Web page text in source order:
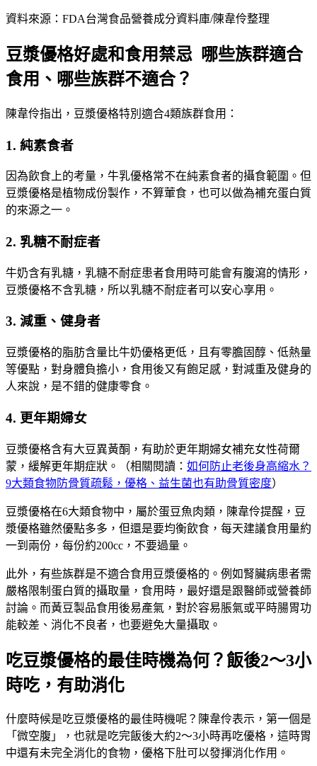
資料來源：FDA台灣食品營養成分資料庫/陳韋伶整理
豆漿優格好處和食用禁忌 哪些族群適合
食用、哪些族群不適合？
陳韋伶指出，豆漿優格特別適合4類族群食用：
1. 純素食者
因為飲食上的考量，牛乳優格常不在純素食者的攝食範圍。但
豆漿優格是植物成份製作，不算葷食，也可以做為補充蛋白質
的來源之一。
2. 乳糖不耐症者
牛奶含有乳糖，乳糖不耐症患者食用時可能會有腹瀉的情形，
豆漿優格不含乳糖，所以乳糖不耐症者可以安心享用。
3. 減重、健身者
豆漿優格的脂肪含量比牛奶優格更低，且有零膽固醇、低熱量
等優點，對身體負擔小，食用後又有飽足感，對減重及健身的
人來說，是不錯的健康零食。
4. 更年期婦女
豆漿優格含有大豆異黃酮，有助於更年期婦女補充女性荷爾
蒙，緩解更年期症狀。（相關閱讀： 如何防止老後身高縮水？
9大類食物防骨質疏鬆，優格、益生菌也有助骨質密度）
豆漿優格在6大類食物中，屬於蛋豆魚肉類，陳韋伶提醒，豆
漿優格雖然優點多多，但還是要均衡飲食，每天建議食用量約
一到兩份，每份約200cc，不要過量。
此外，有些族群是不適合食用豆漿優格的。例如腎臟病患者需
嚴格限制蛋白質的攝取量，食用時，最好還是跟醫師或營養師
討論。而黃豆製品食用後易產氣，對於容易脹氣或平時腸胃功
能較差、消化不良者，也要避免大量攝取。
吃豆漿優格的最佳時機為何？飯後2～3小
時吃，有助消化
什麼時候是吃豆漿優格的最佳時機呢？陳韋伶表示，第一個是
「微空腹」，也就是吃完飯後大約2～3小時再吃優格，這時胃
中還有未完全消化的食物，優格下肚可以發揮消化作用。